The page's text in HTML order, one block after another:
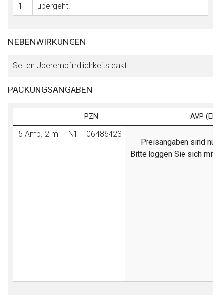
1
übergeht.
NEBENWIRKUNGEN
Selten Überempfindlichkeitsreakt.
PACKUNGSANGABEN
PZN AVP
5 Amp. 2 ml N1
06486423
Preisangaben sind nur
Bitte loggen Sie sich mit